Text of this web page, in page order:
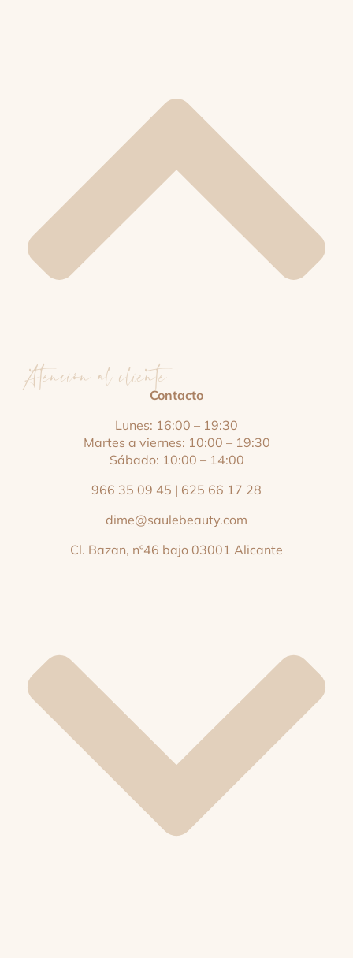
Atención al clienteContacto
Lunes: 16:00 – 19:30
Martes a viernes: 10:00 – 19:30
Sábado: 10:00 – 14:00
966 35 09 45 | 625 66 17 28
dime@saulebeauty.com
Cl. Bazan, nº46 bajo 03001 Alicante